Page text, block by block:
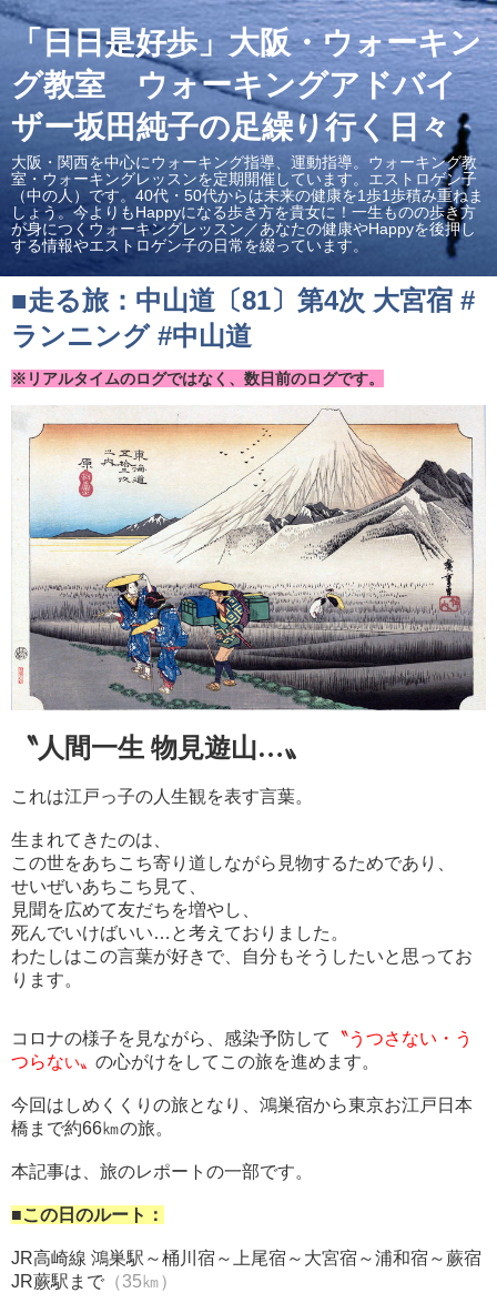
「日日是好歩」大阪・ウォーキン
グ教室 ウォーキングアドバイ
ザー坂田純子の足繰り行く日々
大阪・関西を中心にウォーキング指導、運動指導。ウォーキング教
室・ウォーキングレッスンを定期開催しています。エストロゲン子
（中の人）です。40代・50代からは未来の健康を1歩1歩積み重ねま
しょう。今よりもHappyになる歩き方を貴女に！一生ものの歩き方
が身につくウォーキングレッスン／あなたの健康やHappyを後押し
する情報やエストロゲン子の日常を綴っています。
■走る旅：中山道〔81〕第4次 大宮宿 #
ランニング #中山道
※リアルタイムのログではなく、数日前のログです。
〝人間一生 物見遊山…〟
これは江戸っ子の人生観を表す言葉。
生まれてきたのは、
この世をあちこち寄り道しながら見物するためであり、
せいぜいあちこち見て、
見聞を広めて友だちを増やし、
死んでいけばいい…と考えておりました。
わたしはこの言葉が好きで、自分もそうしたいと思ってお
ります。
コロナの様子を見ながら、感染予防して
〝うつさない・う
つらない〟 の心がけをしてこの旅を進めます。
今回はしめくくりの旅となり、鴻巣宿から東京お江戸日本
橋まで約66㎞の旅。
本記事は、旅のレポートの一部です。
■この日のルート：
JR高崎線 鴻巣駅～桶川宿～上尾宿～大宮宿～浦和宿～蕨宿
JR蕨駅まで （35㎞）